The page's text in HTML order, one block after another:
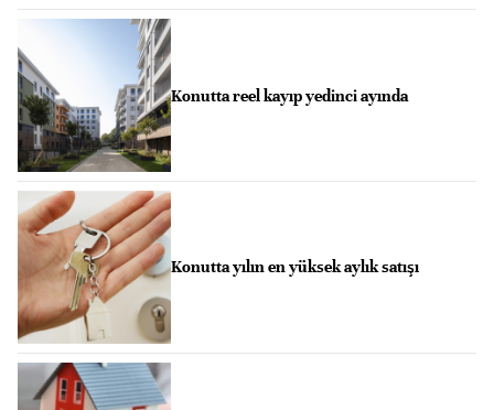
Konutta reel kayıp yedinci ayında
Konutta yılın en yüksek aylık satışı